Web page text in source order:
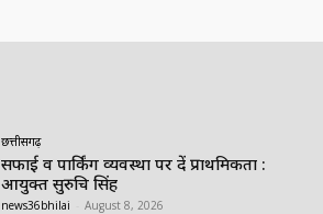
छत्तीसगढ़
सफाई व पार्किंग व्यवस्था पर दें प्राथमिकता :
आयुक्त सुरुचि सिंह
news36bhilai August 8, 2026